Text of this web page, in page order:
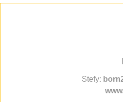
Stefy: